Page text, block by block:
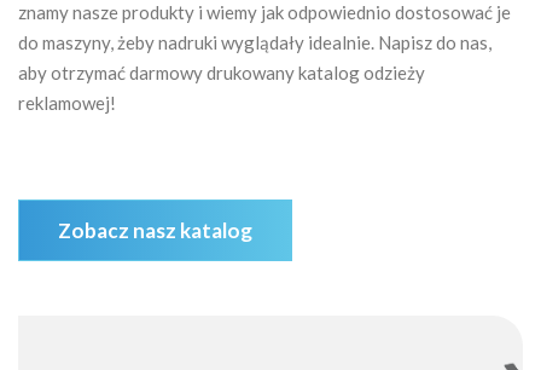
znamy nasze produkty i wiemy jak odpowiednio dostosować je
do maszyny, żeby nadruki wyglądały idealnie. Napisz do nas,
aby otrzymać darmowy drukowany katalog odzieży
reklamowej!
Zobacz nasz katalog